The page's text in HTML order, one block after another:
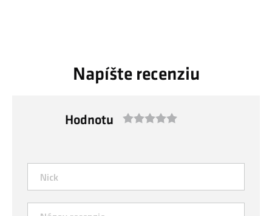
Napíšte recenziu
Hodnotu